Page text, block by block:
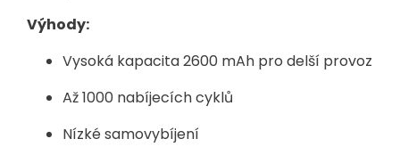
Výhody:
Vysoká kapacita 2600 mAh pro delší provoz
Až 1000 nabíjecích cyklů
Nízké samovybíjení